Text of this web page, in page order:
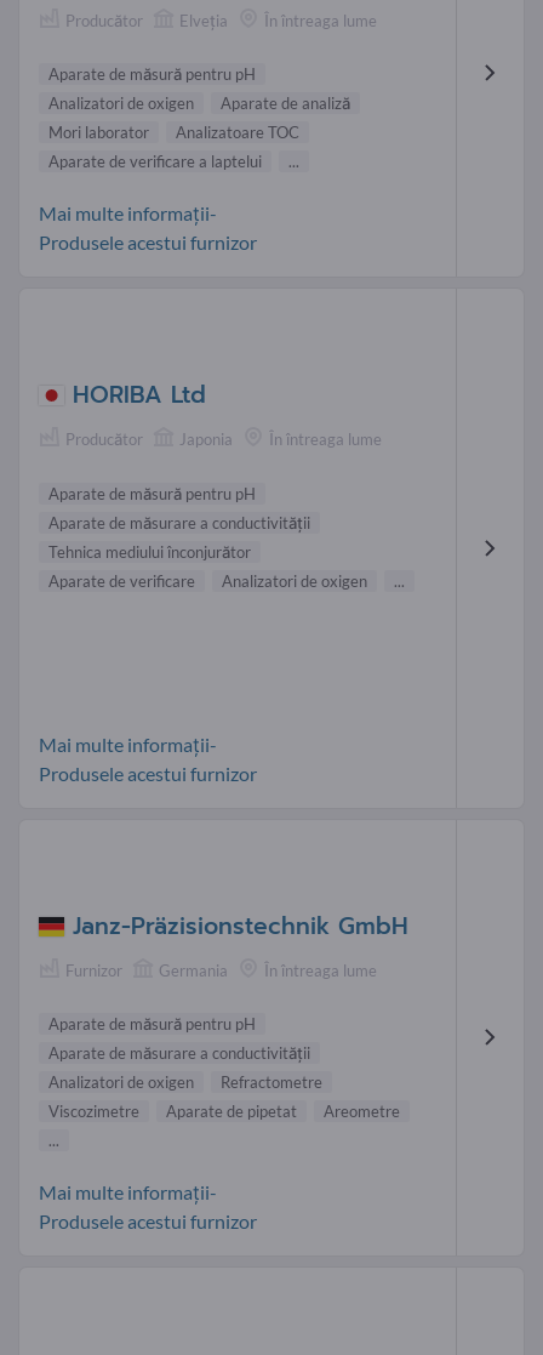
Producător Elveţia În întreaga lume
Aparate de măsură pentru pH
Analizatori de oxigen
Aparate de analiză
Mori laborator
Analizatoare TOC
Aparate de verificare a laptelui
...
Mai multe informații-
Produsele acestui furnizor
HORIBA Ltd
Producător Japonia În întreaga lume
Aparate de măsură pentru pH
Aparate de măsurare a conductivităţii
Tehnica mediului înconjurător
Aparate de verificare
Analizatori de oxigen ...
Mai multe informații-
Produsele acestui furnizor
Janz-Präzisionstechnik GmbH
Furnizor Germania În întreaga lume
Aparate de măsură pentru pH
Aparate de măsurare a conductivităţii
Analizatori de oxigen
Refractometre
Viscozimetre
Aparate de pipetat
Areometre
...
Mai multe informații-
Produsele acestui furnizor